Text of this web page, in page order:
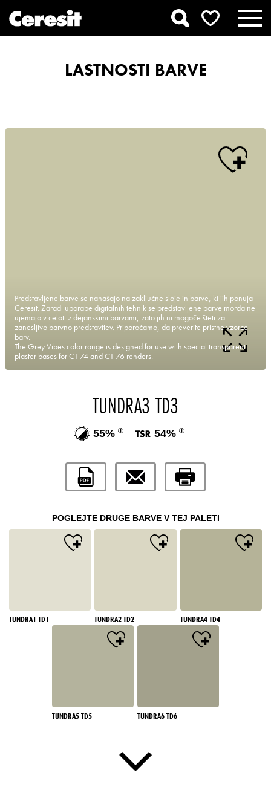
LASTNOSTI BARVE
Predstavljene barve se nanašajo na zaključne sloje in barve, ki jih ponuja
Ceresit. Zaradi uporabe digitalnih tehnik se predstavljene barve morda ne
ujemajo v celoti z dejanskimi barvami, zato jih ni mogoče šteti za
zanesljivo barvno predstavitev. Priporočamo, da preverite pristne vzorce
barv.
The Grey Vibes color range is designed for use with special transparent
plaster bases for CT 74 and CT 76 renders.
TUNDRA3 TD3
55% 54%
POGLEJTE DRUGE BARVE V TEJ PALETI
TUNDRA1 TD1 TUNDRA2 TD2 TUNDRA4 TD4
TUNDRA5 TD5 TUNDRA6 TD6